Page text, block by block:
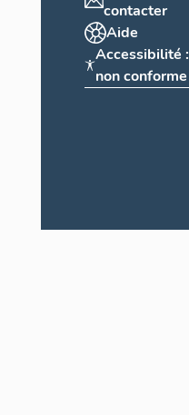
contacter
Aide
Accessibilité :
non conforme